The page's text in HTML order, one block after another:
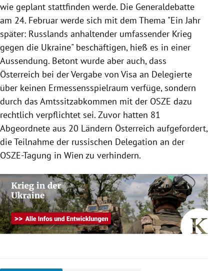
wie geplant stattfinden werde. Die Generaldebatte
am 24. Februar werde sich mit dem Thema "Ein Jahr
später: Russlands anhaltender umfassender Krieg
gegen die Ukraine" beschäftigen, hieß es in einer
Aussendung. Betont wurde aber auch, dass
Österreich bei der Vergabe von Visa an Delegierte
über keinen Ermessensspielraum verfüge, sondern
durch das Amtssitzabkommen mit der OSZE dazu
rechtlich verpflichtet sei. Zuvor hatten 81
Abgeordnete aus 20 Ländern Österreich aufgefordert,
die Teilnahme der russischen Delegation an der
OSZE-Tagung in Wien zu verhindern.